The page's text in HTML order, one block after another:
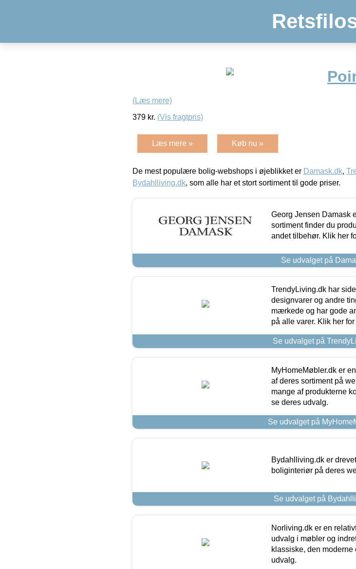
(Læs mere)
379 kr. (Vis fragtpris)
Læs mere » Køb nu »
De mest populære bolig-webshops i øjeblikket er Damask.dk,
Bydahlliving.dk, som alle har et stort sortiment til gode priser.
Georg Jensen Damask
sortiment finder du
andet tilbehør. Klik her
Se udvalget på
TrendyLiving.dk har
designvarer og andre
mærkede og har gode
på alle varer. Klik her
Se udvalget på
MyHomeMøbler.dk er
af deres sortiment på
mange af produkterne
se deres udvalg.
Se udvalget på
Bydahlliving.dk er
boliginteriør på deres
Se udvalget på
Norliving.dk er en
udvalg i møbler og
klassiske, den
udvalg.